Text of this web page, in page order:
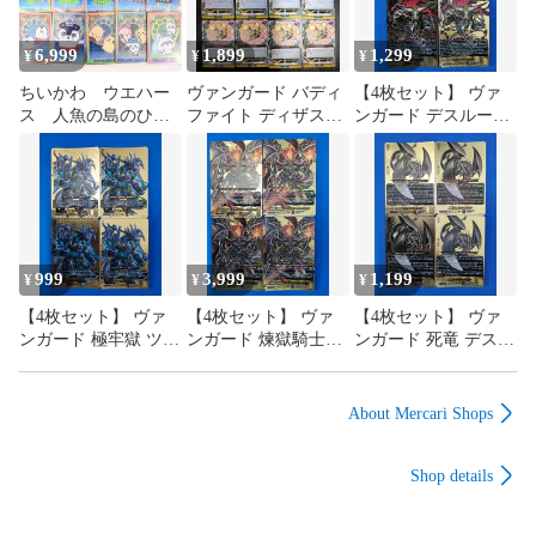
¥6,999
ちいかわ ウエハー
ス 人魚の島のひみ
つ フルコンセッ
ト 全22種
¥1,899
ヴァンガード バディ
ファイト ディザスタ
ーフォース ジェネリ
ック 汎用レアトリガ
ー3種12枚セット
¥ 1,299
【4枚セット】 ヴァ
ンガード デスルーラ
ー ガロウズ (箔押し)
BR DZ-TB03/BR13
¥999
【4枚セット】 ヴァ
ンガード 極牢獄 ツー
¥3,999
【4枚セット】 ヴァ
ンガード 煉獄騎士団
¥ 1,199
【4枚セット】 ヴァ
ンガード 死竜 デスゲ
TB03/BR10
About Mercari Shops
Shop details